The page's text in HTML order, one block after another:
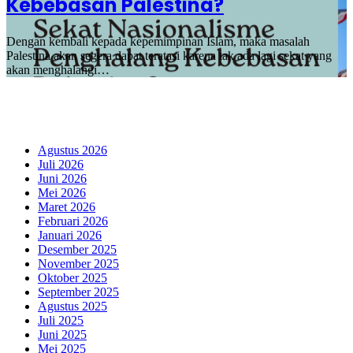
Kebebasan Palestina?
Dengan kembali kepada kepemimpinan Islam, maka masalah
Palestina akan segera dapat teratasi karena tak ada lagi sekat yang
akan menghalangi…
Agustus 2026
Juli 2026
Juni 2026
Mei 2026
Maret 2026
Februari 2026
Januari 2026
Desember 2025
November 2025
Oktober 2025
September 2025
Agustus 2025
Juli 2025
Juni 2025
Mei 2025